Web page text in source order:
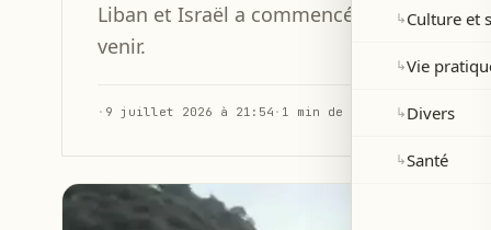
Liban et Israël a commencé, avec un
venir.
· 9 juillet 2026 à 21:54 · 1 min de lecture
↳Culture et
↳Vie
↳Divers
↳Santé